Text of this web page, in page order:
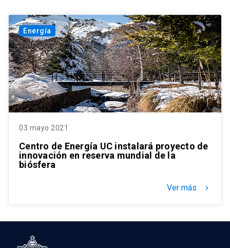
Energía
03 mayo 2021
Centro de Energía UC instalará proyecto de
innovación en reserva mundial de la
biósfera
Ver más keyboard_arrow_right